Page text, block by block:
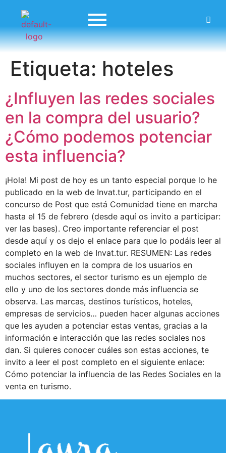
Etiqueta: hoteles
¿Influyen las redes sociales
en la compra del usuario?
¿Cómo podemos potenciar
esta influencia?
¡Hola! Mi post de hoy es un tanto especial porque lo he
publicado en la web de Invat.tur, participando en el
concurso de Post que está Comunidad tiene en marcha
hasta el 15 de febrero (desde aquí os invito a participar:
ver las bases). Creo importante referenciar el post
desde aquí y os dejo el enlace para que lo podáis leer al
completo en la web de Invat.tur. RESUMEN: Las redes
sociales influyen en la compra de los usuarios en
muchos sectores, el sector turismo es un ejemplo de
ello y uno de los sectores donde más influencia se
observa. Las marcas, destinos turísticos, hoteles,
empresas de servicios… pueden hacer algunas acciones
que les ayuden a potenciar estas ventas, gracias a la
información e interacción que las redes sociales nos
dan. Si quieres conocer cuáles son estas acciones, te
invito a leer el post completo en el siguiente enlace:
Cómo potenciar la influencia de las Redes Sociales en la
venta en turismo.